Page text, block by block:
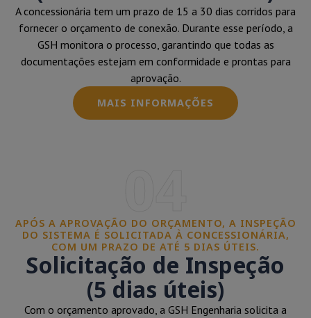
A concessionária tem um prazo de 15 a 30 dias corridos para
fornecer o orçamento de conexão. Durante esse período, a
GSH monitora o processo, garantindo que todas as
documentações estejam em conformidade e prontas para
aprovação.
MAIS INFORMAÇÕES
APÓS A APROVAÇÃO DO ORÇAMENTO, A INSPEÇÃO
DO SISTEMA É SOLICITADA À CONCESSIONÁRIA,
COM UM PRAZO DE ATÉ 5 DIAS ÚTEIS.
Solicitação de Inspeção
(5 dias úteis)
Com o orçamento aprovado, a GSH Engenharia solicita a